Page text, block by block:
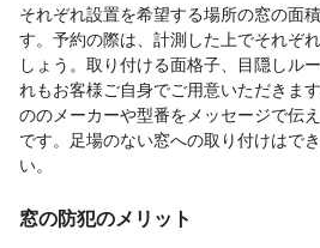
それぞれ設置を希望する場所の窓の面
す。予約の際は、計測した上でそれぞ
しょう。取り付ける面格子、目隠しル
れもお客様ご自身でご用意いただきま
ののメーカーや型番をメッセージで伝
です。足場のない窓への取り付けはで
い。
窓の防犯のメリット